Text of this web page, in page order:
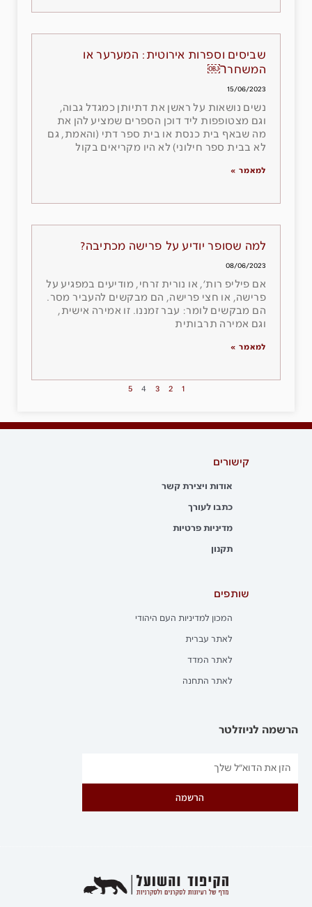
שביסים וספרות אירוטית: המערער או
המשחרר￼
15/06/2023
נשים נושאות על ראשן את דתיותן כמגדל גבוה,
וגם מצטופפות ליד דוכן הספרים שמציע להן את
מה שבאף בית כנסת או בית ספר דתי (והאמת, גם
לא בבית ספר חילוני) לא היו מקריאים בקול
למאמר »
למה שסופר יודיע על פרישה מכתיבה?
08/06/2023
אם פיליפ רות׳, או נורית זרחי, מודיעים במפגיע על
פרישה, או חצי פרישה, הם מבקשים להעביר מסר.
הם מבקשים לומר: עבר זמננו. זו אמירה אישית,
וגם אמירה תרבותית
למאמר »
1
2
3
4
5
קישורים
אודות ויצירת קשר
כתבו לעורך
מדיניות פרטיות
תקנון
שותפים
המכון למדיניות העם היהודי
לאתר עברית
לאתר המדד
לאתר התחנה
הרשמה לניוזלטר
הרשמה